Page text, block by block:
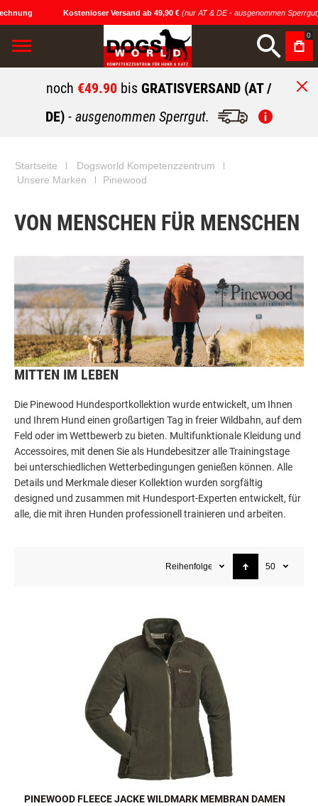
Kostenloser Versand ab 49,90 € (nur AT & DE - ausgenommen Sperrgut)
0
noch €49.90 bis GRATISVERSAND (AT /
DE) - ausgenommen Sperrgut.
Startseite
Dogsworld Kompetenzzentrum
Unsere Marken
Pinewood
VON MENSCHEN FÜR MENSCHEN
MITTEN IM LEBEN
Die Pinewood Hundesportkollektion wurde entwickelt, um Ihnen
und Ihrem Hund einen großartigen Tag in freier Wildbahn, auf dem
Feld oder im Wettbewerb zu bieten. Multifunktionale Kleidung und
Accessoires, mit denen Sie als Hundebesitzer alle Trainingstage
bei unterschiedlichen Wetterbedingungen genießen können. Alle
Details und Merkmale dieser Kollektion wurden sorgfältig
designed und zusammen mit Hundesport-Experten entwickelt, für
alle, die mit ihren Hunden professionell trainieren und arbeiten.
Reihenfolge 50
PINEWOOD FLEECE JACKE WILDMARK MEMBRAN DAMEN